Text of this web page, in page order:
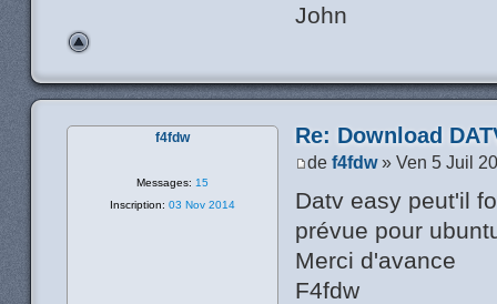
John
Re: Download
def4fdw» Ven 5 Juil
Datv easy peut'il
prévue pour
Merci d'avance
F4fdw
f4fdw
Messages: 15
Inscription: 03 Nov 2014